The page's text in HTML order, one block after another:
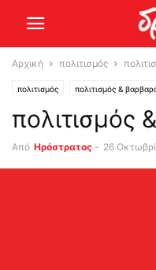
Αρχική πολιτισμός
πολιτισμός πολιτισμός &
πολιτισμός
Από Ηρόστρατος - 26